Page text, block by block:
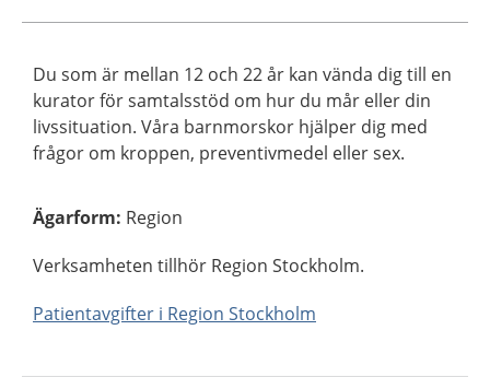
Du som är mellan 12 och 22 år kan vända dig till en
kurator för samtalsstöd om hur du mår eller din
livssituation. Våra barnmorskor hjälper dig med
frågor om kroppen, preventivmedel eller sex.
Ägarform: Region
Verksamheten tillhör Region Stockholm.
Patientavgifter i Region Stockholm